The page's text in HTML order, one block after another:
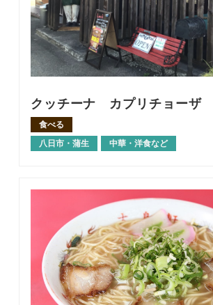
クッチーナ カプリチョーザ
食べる
八日市・蒲生
中華・洋食など